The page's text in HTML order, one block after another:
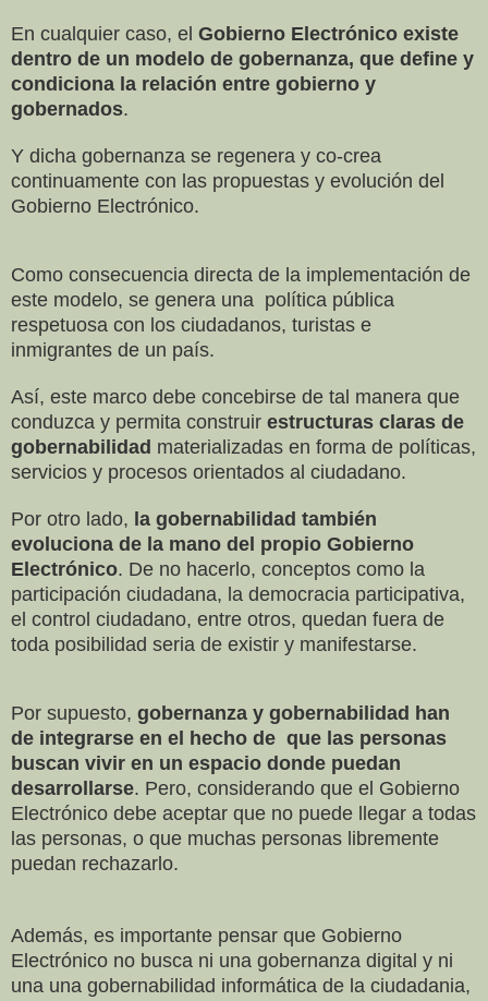
En cualquier caso, el Gobierno Electrónico existe
dentro de un modelo de gobernanza, que define y
condiciona la relación entre gobierno y
gobernados.
Y dicha gobernanza se regenera y co-crea
continuamente con las propuestas y evolución del
Gobierno Electrónico.
Como consecuencia directa de la implementación de
este modelo, se genera una política pública
respetuosa con los ciudadanos, turistas e
inmigrantes de un país.
Así, este marco debe concebirse de tal manera que
conduzca y permita construir estructuras claras de
gobernabilidad materializadas en forma de políticas,
servicios y procesos orientados al ciudadano.
Por otro lado, la gobernabilidad también
evoluciona de la mano del propio Gobierno
Electrónico. De no hacerlo, conceptos como la
participación ciudadana, la democracia participativa,
el control ciudadano, entre otros, quedan fuera de
toda posibilidad seria de existir y manifestarse.
Por supuesto, gobernanza y gobernabilidad han
de integrarse en el hecho de que las personas
buscan vivir en un espacio donde puedan
desarrollarse. Pero, considerando que el Gobierno
Electrónico debe aceptar que no puede llegar a todas
las personas, o que muchas personas libremente
puedan rechazarlo.
Además, es importante pensar que Gobierno
Electrónico no busca ni una gobernanza digital y ni
una una gobernabilidad informática de la ciudadania,